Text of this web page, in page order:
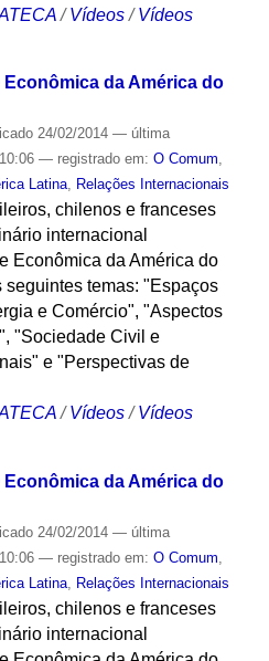
/Vídeos /Vídeos
Econômica da América do
24/02/2014 — última
— registrado em: O Comum,
Latina, Relações Internacionais
chilenos e franceses
internacional
Econômica da América do
seguintes temas: "Espaços
e Comércio", "Aspectos
"Sociedade Civil e
e "Perspectivas de
/Vídeos /Vídeos
Econômica da América do
24/02/2014 — última
— registrado em: O Comum,
Latina, Relações Internacionais
chilenos e franceses
internacional